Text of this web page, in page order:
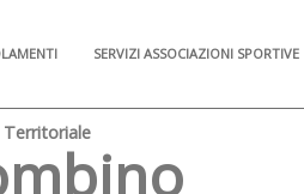
SERVIZI ASSOCIAZIONI SPORTIVE